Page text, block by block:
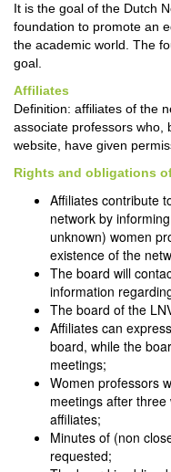
It is the goal of the Dutch
foundation to promote an
the academic world. The
goal.
Affiliates
Definition: affiliates of the
associate professors who,
website, have given
Rights and obligations
Affiliates contribute
network by
unknown) women
existence of the
The board will
information
The board of the
Affiliates can
board, while the
meetings;
Women professors
meetings after
affiliates;
Minutes of (non
requested;